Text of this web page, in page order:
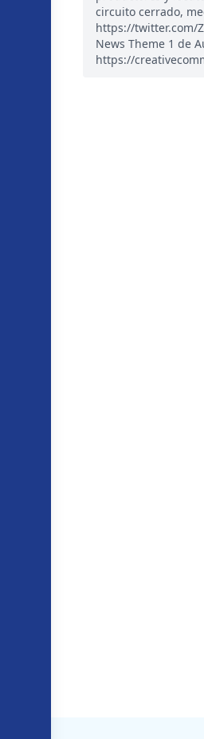
circuito cerrado,
https://twitter.com/
News Theme 1 de
https://